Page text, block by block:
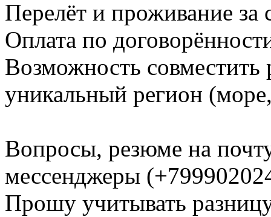
Перелёт и проживание за
Оплата по
Возможность совместить
уникальный регион
Вопросы, резюме на
мессенджеры
Прошу учитывать